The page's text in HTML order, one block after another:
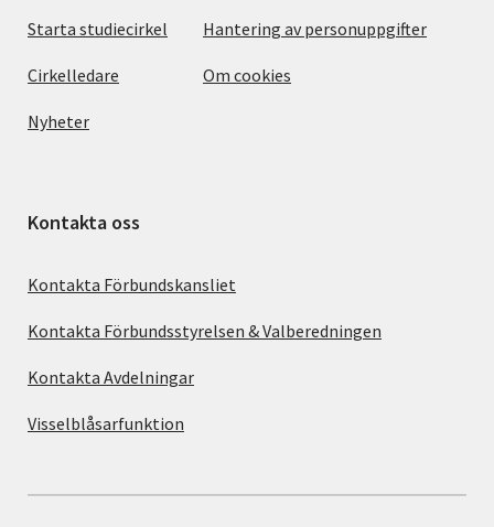
Starta studiecirkel
Cirkelledare
Nyheter
Hantering av personuppgifter
Om cookies
Kontakta oss
Kontakta Förbundskansliet
Kontakta Förbundsstyrelsen & Valberedningen
Kontakta Avdelningar
Visselblåsarfunktion